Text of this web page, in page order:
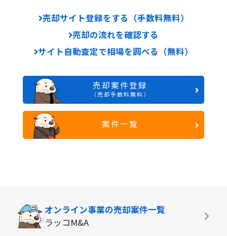
売却サイト登録をする（手数料無料）
売却の流れを確認する
サイト自動査定で相場を調べる（無料）
売却案件登録
（売却手数料無料）
案件一覧
オンライン事業の売却案件一覧
ラッコM&A